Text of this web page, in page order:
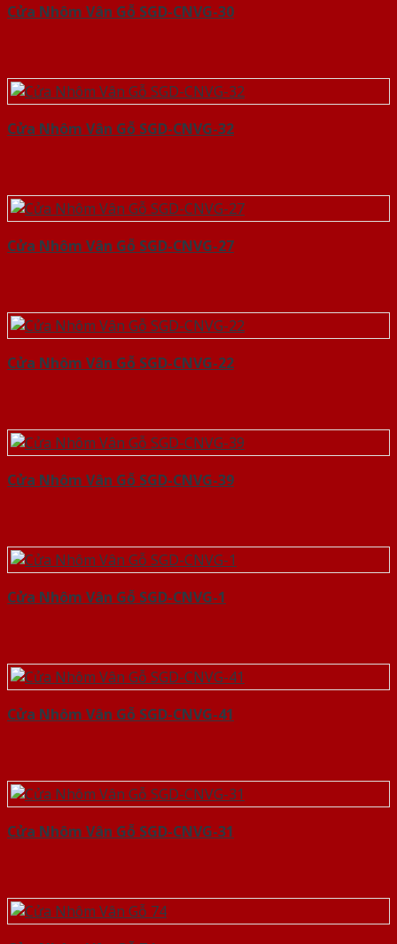
Cửa Nhôm Vân Gỗ SGD-CNVG-30
Cửa Nhôm Vân Gỗ SGD-CNVG-32
Cửa Nhôm Vân Gỗ SGD-CNVG-27
Cửa Nhôm Vân Gỗ SGD-CNVG-22
Cửa Nhôm Vân Gỗ SGD-CNVG-39
Cửa Nhôm Vân Gỗ SGD-CNVG-1
Cửa Nhôm Vân Gỗ SGD-CNVG-41
Cửa Nhôm Vân Gỗ SGD-CNVG-31